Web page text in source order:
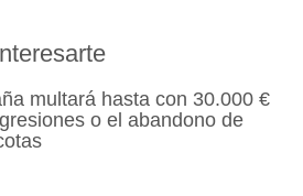
multará hasta con 30.000 €
o el abandono de